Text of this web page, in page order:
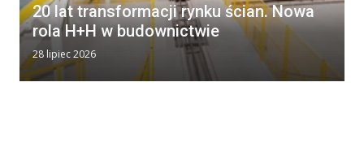
20 lat transformacji rynku ścian. Nowa
rola H+H w budownictwie
28 lipiec 2026